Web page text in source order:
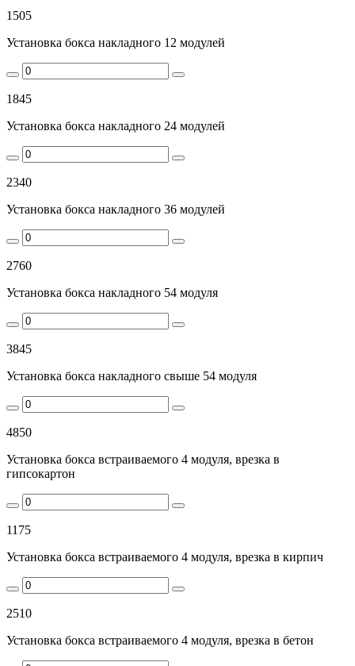
1505
Установка бокса накладного 12 модулей
1845
Установка бокса накладного 24 модулей
2340
Установка бокса накладного 36 модулей
2760
Установка бокса накладного 54 модуля
3845
Установка бокса накладного свыше 54 модуля
4850
Установка бокса встраиваемого 4 модуля, врезка в
гипсокартон
1175
Установка бокса встраиваемого 4 модуля, врезка в кирпич
2510
Установка бокса встраиваемого 4 модуля, врезка в бетон